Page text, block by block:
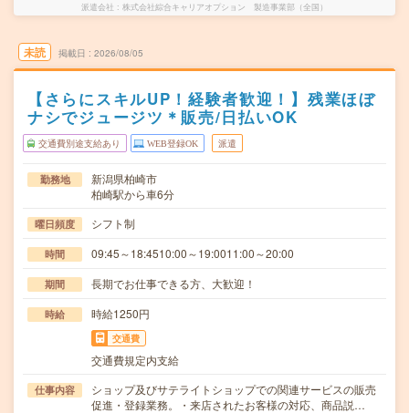
派遣会社 株式会社綜合キャリアオプション 製造事業部（全国）
未読 掲載日 2026/08/05
【さらにスキルUP！経験者歓迎！】残業ほぼ
ナシでジュージツ＊販売/日払いOK
交通費別途支給あり WEB登録OK 派遣
勤務地
新潟県柏崎市
柏崎駅から車6分
曜日頻度 シフト制
時間 09:45～18:4510:00～19:0011:00～20:00
期間 長期でお仕事できる方、大歓迎！
時給 時給1250円
交通費
交通費規定内支給
仕事内容
ショップ及びサテライトショップでの関連サービスの販売
促進・登録業務。・来店されたお客様の対応、商品説…